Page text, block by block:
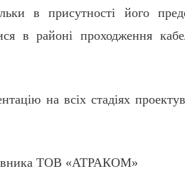
в присутності його
в районі проходження
на всіх стадіях
ТОВ «АТРАКОМ»